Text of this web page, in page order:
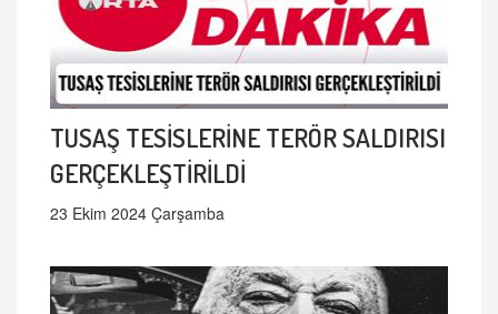
TUSAŞ TESİSLERİNE TERÖR SALDIRISI
GERÇEKLEŞTİRİLDİ
23 Ekim 2024 Çarşamba